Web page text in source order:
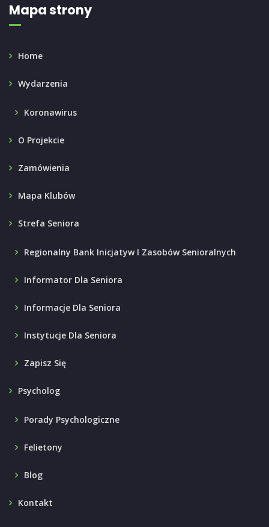
Mapa strony
Home
Wydarzenia
Koronawirus
O Projekcie
Zamówienia
Mapa Klubów
Strefa Seniora
Regionalny Bank Inicjatyw I Zasobów Senioralnych
Informator Dla Seniora
Informacje Dla Seniora
Instytucje Dla Seniora
Zapisz Się
Psycholog
Porady Psychologiczne
Felietony
Blog
Kontakt